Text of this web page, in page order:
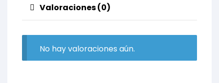
Valoraciones (0)
No hay valoraciones aún.